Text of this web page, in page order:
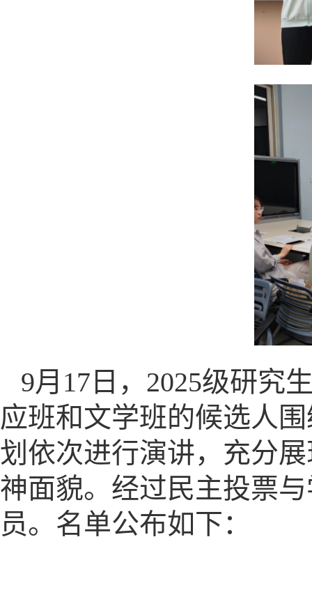
9月17日，2025级研究
应班和文学班的候选人
划依次进行演讲，充分
神面貌。经过民主投票
员。名单公布如下：